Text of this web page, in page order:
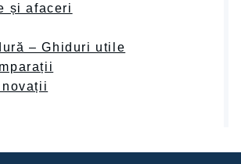
și afaceri
– Ghiduri utile